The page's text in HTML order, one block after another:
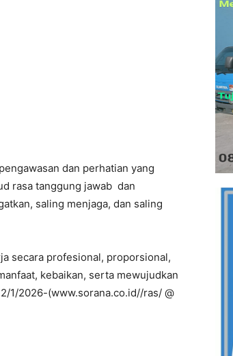
dan perhatian yang
rasa tanggung jawab dan
saling menjaga, dan saling
secara profesional, proporsional,
kebaikan, serta mewujudkan
1/2026-(www.sorana.co.id//ras/ @